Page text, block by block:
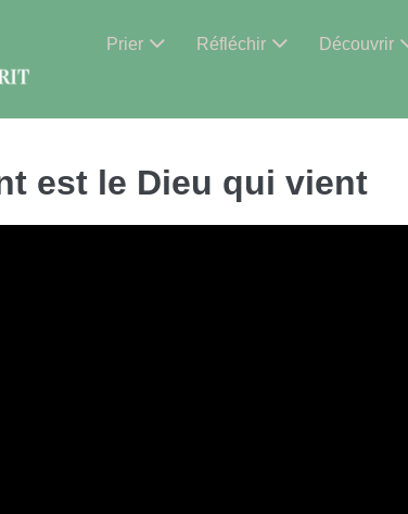
Prier Réfléchir Découvrir
est le Dieu qui vient